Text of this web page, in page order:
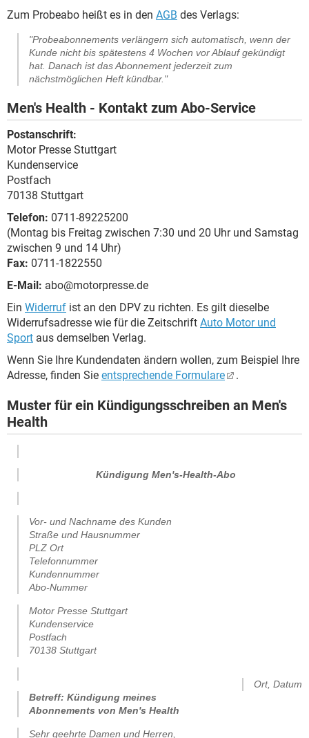
Zum Probeabo heißt es in den AGB des Verlags:
"Probeabonnements verlängern sich automatisch, wenn der
Kunde nicht bis spätestens 4 Wochen vor Ablauf gekündigt
hat. Danach ist das Abonnement jederzeit zum
nächstmöglichen Heft kündbar."
Men's Health - Kontakt zum Abo-Service
Postanschrift:
Motor Presse Stuttgart
Kundenservice
Postfach
70138 Stuttgart
Telefon: 0711-89225200
(Montag bis Freitag zwischen 7:30 und 20 Uhr und Samstag
zwischen 9 und 14 Uhr)
Fax: 0711-1822550
E-Mail: abo@motorpresse.de
Ein Widerruf ist an den DPV zu richten. Es gilt dieselbe
Widerrufsadresse wie für die Zeitschrift Auto Motor und
Sport aus demselben Verlag.
Wenn Sie Ihre Kundendaten ändern wollen, zum Beispiel Ihre
Adresse, finden Sie entsprechende Formulare .
Muster für ein Kündigungsschreiben an Men's
Health
Kündigung Men's-Health-Abo
Vor- und Nachname des Kunden
Straße und Hausnummer
PLZ Ort
Telefonnummer
Kundennummer
Abo-Nummer
Motor Presse Stuttgart
Kundenservice
Postfach
70138 Stuttgart
Ort, Datum
Betreff: Kündigung meines
Abonnements von Men's Health
Sehr geehrte Damen und Herren,